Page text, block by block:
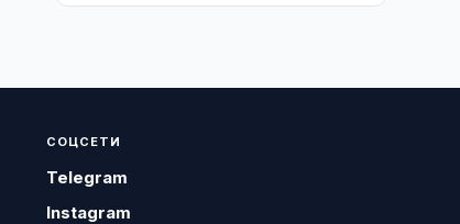
СОЦСЕТИ
Telegram
Instagram